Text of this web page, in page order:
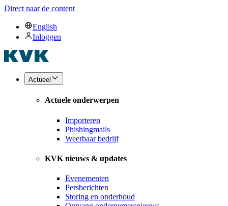
Direct naar de content
English
Inloggen
Actueel
Actuele onderwerpen
Importeren
Phishingmails
Weerbaar bedrijf
KVK nieuws & updates
Evenementen
Persberichten
Storing en onderhoud